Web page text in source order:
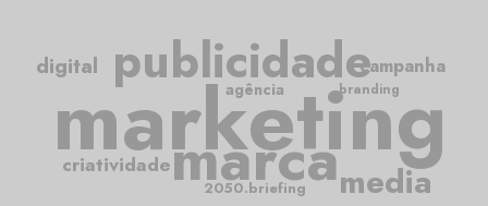
marketing
publicidade
marca
criatividade
campanha
media
agência
digital
2050.briefing
branding